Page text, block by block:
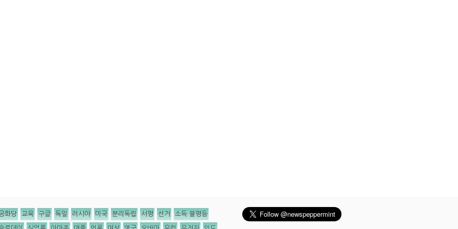
화당 교육 구글 독일 러시아 미국 분리독립 서평 선거 소득 불평등